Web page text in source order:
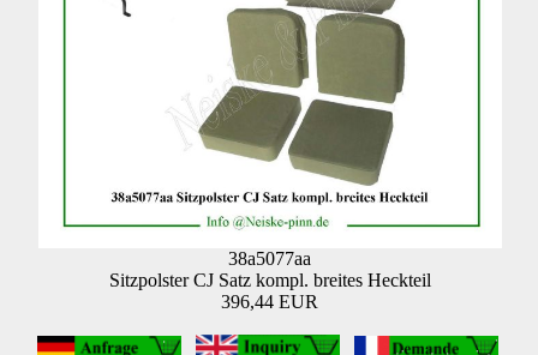
38a5077aa
Sitzpolster CJ Satz kompl. breites Heckteil
396,44 EUR